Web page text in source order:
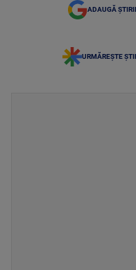
ADAUGĂ
URMĂREȘTE